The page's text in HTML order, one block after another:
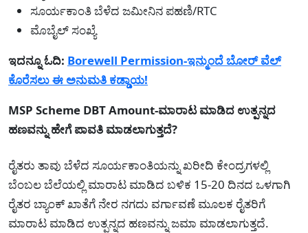
ಸೂರ್ಯಕಾಂತಿ ಬೆಳೆದ ಜಮೀನಿನ ಪಹಣಿ/RTC
ಮೊಬೈಲ್ ಸಂಖ್ಯೆ
ಇದನ್ನೂ ಓದಿ: Borewell Permission-ಇನ್ಮುಂದೆ ಬೋರ್ ವೆಲ್
ಕೊರೆಸಲು ಈ ಅನುಮತಿ ಕಡ್ಡಾಯ!
MSP Scheme DBT Amount-ಮಾರಾಟ ಮಾಡಿದ ಉತ್ಪನ್ನದ
ಹಣವನ್ನು ಹೇಗೆ ಪಾವತಿ ಮಾಡಲಾಗುತ್ತದೆ?
ರೈತರು ತಾವು ಬೆಳೆದ ಸೂರ್ಯಕಾಂತಿಯನ್ನು ಖರೀದಿ ಕೇಂದ್ರಗಳಲ್ಲಿ
ಬೆಂಬಲ ಬೆಲೆಯಲ್ಲಿ ಮಾರಾಟ ಮಾಡಿದ ಬಳಿಕ 15-20 ದಿನದ ಒಳಗಾಗಿ
ರೈತರ ಬ್ಯಾಂಕ್ ಖಾತೆಗೆ ನೇರ ನಗದು ವರ್ಗಾವಣೆ ಮೂಲಕ ರೈತರಿಗೆ
ಮಾರಾಟ ಮಾಡಿದ ಉತ್ಪನ್ನದ ಹಣವನ್ನು ಜಮಾ ಮಾಡಲಾಗುತ್ತದೆ.